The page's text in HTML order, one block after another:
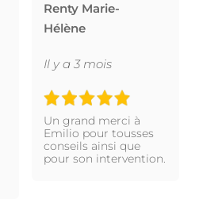
Renty Marie-
Hélène
Il y a 3 mois
Un grand merci à
Emilio pour tousses
conseils ainsi que
pour son intervention.